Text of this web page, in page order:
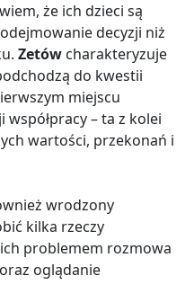
że ich dzieci są
decyzji niż
Zetów charakteryzuje
do kwestii
miejscu
– ta z kolei
wartości, przekonań i
wrodzony
kilka rzeczy
problemem rozmowa
oglądanie